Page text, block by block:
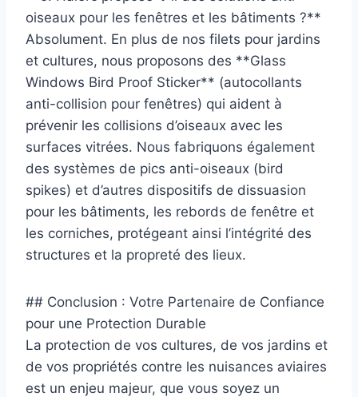
oiseaux pour les fenêtres et les bâtiments ?**
Absolument. En plus de nos filets pour jardins
et cultures, nous proposons des **Glass
Windows Bird Proof Sticker** (autocollants
anti-collision pour fenêtres) qui aident à
prévenir les collisions d’oiseaux avec les
surfaces vitrées. Nous fabriquons également
des systèmes de pics anti-oiseaux (bird
spikes) et d’autres dispositifs de dissuasion
pour les bâtiments, les rebords de fenêtre et
les corniches, protégeant ainsi l’intégrité des
structures et la propreté des lieux.
## Conclusion : Votre Partenaire de Confiance
pour une Protection Durable
La protection de vos cultures, de vos jardins et
de vos propriétés contre les nuisances aviaires
est un enjeu majeur, que vous soyez un